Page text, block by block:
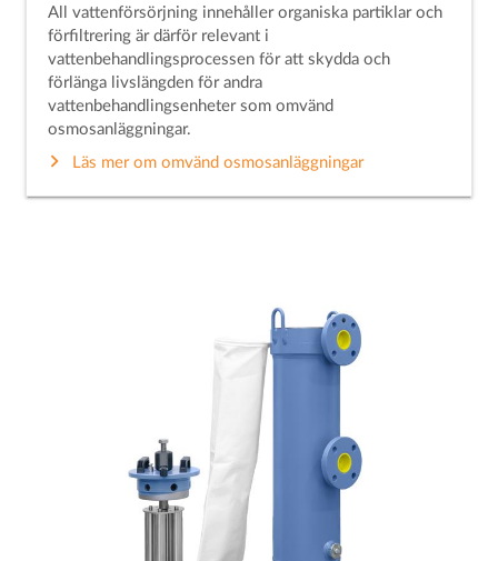
All vattenförsörjning innehåller organiska partiklar och
förfiltrering är därför relevant i
vattenbehandlingsprocessen för att skydda och
förlänga livslängden för andra
vattenbehandlingsenheter som omvänd
osmosanläggningar.
Läs mer om omvänd osmosanläggningar